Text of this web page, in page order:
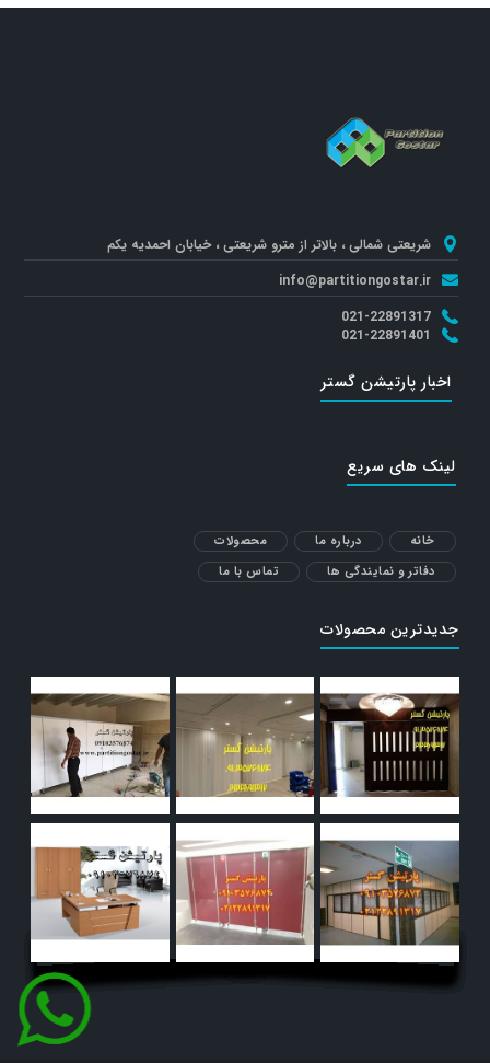
شریعتی شمالی ، بالاتر از مترو شریعتی ، خیابان احمدیه یکم
info@partitiongostar.ir
021-22891317
021-22891401
اخبار پارتیشن گستر
لینک های سریع
خانه درباره ما
محصولات
دفاتر و نمایندگی ها
تماس با ما
جدیدترین محصولات